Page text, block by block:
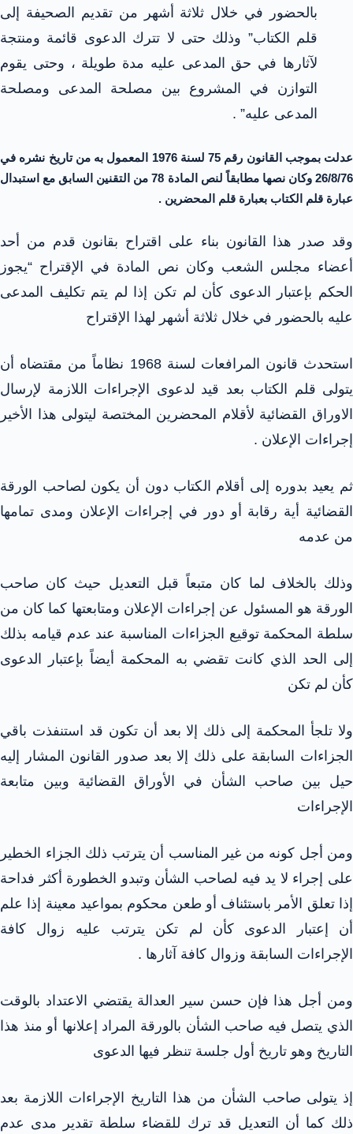
بالحضور في خلال ثلاثة أشهر من تقديم الصحيفة إلى
قلم الكتاب” وذلك حتى لا تترك الدعوى قائمة ومنتجة
لآثارها في حق المدعى عليه مدة طويلة ، وحتى يقوم
التوازن في المشروع بين مصلحة المدعى ومصلحة
المدعى عليه” .
عدلت بموجب القانون رقم 75 لسنة 1976 المعمول به من تاريخ نشره في
26/8/76 وكان نصها مطابقاً لنص المادة 78 من التقنين السابق مع استبدال
عبارة قلم الكتاب بعبارة قلم المحضرين .
وقد صدر هذا القانون بناء على اقتراح بقانون قدم من أحد
أعضاء مجلس الشعب وكان نص المادة في الإقتراح “يجوز
الحكم بإعتبار الدعوى كأن لم تكن إذا لم يتم تكليف المدعى
عليه بالحضور في خلال ثلاثة أشهر لهذا الإقتراح
استحدث قانون المرافعات لسنة 1968 نظاماً من مقتضاه أن
يتولى قلم الكتاب بعد قيد لدعوى الإجراءات اللازمة لإرسال
الاوراق القضائية لأقلام المحضرين المختصة ليتولى هذا الأخير
إجراءات الإعلان .
ثم يعيد بدوره إلى أقلام الكتاب دون أن يكون لصاحب الورقة
القضائية أية رقابة أو دور في إجراءات الإعلان ومدى تمامها
من عدمه
وذلك بالخلاف لما كان متبعاً قبل التعديل حيث كان صاحب
الورقة هو المسئول عن إجراءات الإعلان ومتابعتها كما كان من
سلطة المحكمة توقيع الجزاءات المناسبة عند عدم قيامه بذلك
إلى الحد الذي كانت تقضي به المحكمة أيضاً بإعتبار الدعوى
كأن لم تكن
ولا تلجأ المحكمة إلى ذلك إلا بعد أن تكون قد استنفذت باقي
الجزاءات السابقة على ذلك إلا بعد صدور القانون المشار إليه
حيل بين صاحب الشأن في الأوراق القضائية وبين متابعة
الإجراءات
ومن أجل كونه من غير المناسب أن يترتب ذلك الجزاء الخطير
على إجراء لا يد فيه لصاحب الشأن وتبدو الخطورة أكثر فداحة
إذا تعلق الأمر باستئناف أو طعن محكوم بمواعيد معينة إذا علم
أن إعتبار الدعوى كأن لم تكن يترتب عليه زوال كافة
الإجراءات السابقة وزوال كافة آثارها .
ومن أجل هذا فإن حسن سير العدالة يقتضي الاعتداد بالوقت
الذي يتصل فيه صاحب الشأن بالورقة المراد إعلانها أو منذ هذا
التاريخ وهو تاريخ أول جلسة تنظر فيها الدعوى
إذ يتولى صاحب الشأن من هذا التاريخ الإجراءات اللازمة بعد
ذلك كما أن التعديل قد ترك للقضاء سلطة تقدير مدى عدم